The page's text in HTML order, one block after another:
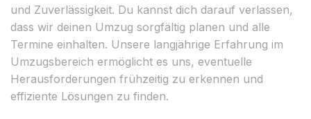
und Zuverlässigkeit. Du kannst dich darauf verlassen,
dass wir deinen Umzug sorgfältig planen und alle
Termine einhalten. Unsere langjährige Erfahrung im
Umzugsbereich ermöglicht es uns, eventuelle
Herausforderungen frühzeitig zu erkennen und
effiziente Lösungen zu finden.